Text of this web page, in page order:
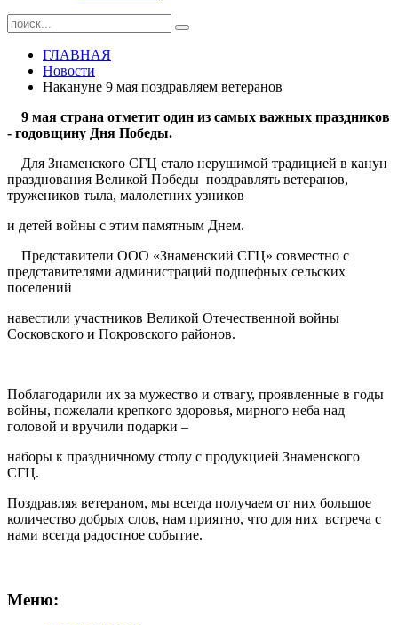
ГЛАВНАЯ
Новости
Накануне 9 мая поздравляем ветеранов
9 мая страна отметит один из самых важных праздников
- годовщину Дня Победы.
Для Знаменского СГЦ стало нерушимой традицией в канун
празднования Великой Победы поздравлять ветеранов,
тружеников тыла, малолетних узников
и детей войны с этим памятным Днем.
Представители ООО «Знаменский СГЦ» совместно с
представителями администраций подшефных сельских
поселений
навестили участников Великой Отечественной войны
Сосковского и Покровского районов.
Поблагодарили их за мужество и отвагу, проявленные в годы
войны, пожелали крепкого здоровья, мирного неба над
головой и вручили подарки –
наборы к праздничному столу с продукцией Знаменского
СГЦ.
Поздравляя ветераном, мы всегда получаем от них большое
количество добрых слов, нам приятно, что для них встреча с
нами всегда радостное событие.
Меню: